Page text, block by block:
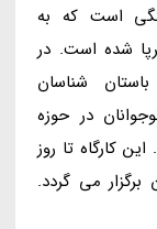
است که به
شده است. در
شناسان
در حوزه
کارگاه تا روز
در کاخ نیاوران برگزار می گردد.